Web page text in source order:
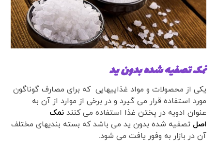
نمک تصفیه شده بدون ید
یکی از محصولات و مواد غذاییهایی که برای مصارف گوناگون
مورد استفاده قرار می گیرد و در برخی از موارد از آن به
عنوان ادویه در پختن غذا استفاده می کنند نمک
اصل تصفیه شده بدون ید می باشد که بسته بندیهای مختلف
آن در بازار به وفور یافت می شود.